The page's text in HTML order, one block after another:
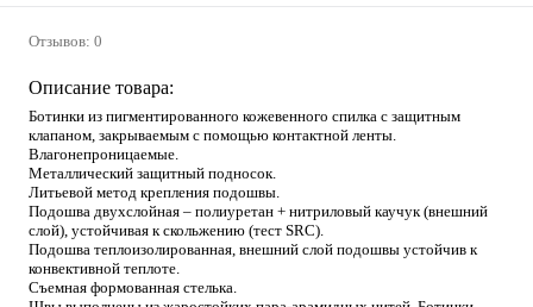
Отзывов: 0
Описание товара:
Ботинки из пигментированного кожевенного спилка с защитным
клапаном, закрываемым с помощью контактной ленты.
Влагонепроницаемые.
Металлический защитный подносок.
Литьевой метод крепления подошвы.
Подошва двухслойная – полиуретан + нитриловый каучук (внешний
слой), устойчивая к скольжению (тест SRC).
Подошва теплоизолированная, внешний слой подошвы устойчив к
конвективной теплоте.
Съемная формованная стелька.